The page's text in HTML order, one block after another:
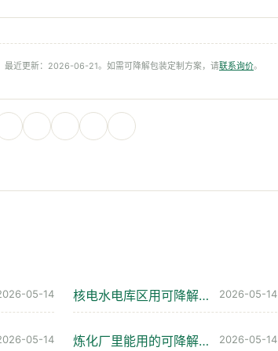
最近更新：2026-06-21。如需可降解包装定制方案，请联系询价。
05-14 核电水电库区用可降解包装,怎么选才扛得住高湿强碱 2026-05-14
05-14 炼化厂里能用的可降解包装,到底怎么选才不踩坑 2026-05-14